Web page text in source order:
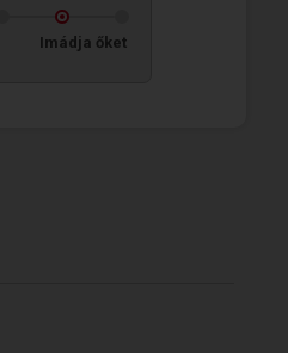
Imádja őket